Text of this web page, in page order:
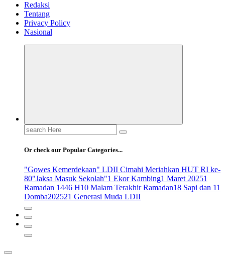
Redaksi
Tentang
Privacy Policy
Nasional
Search
for:
Or check our Popular Categories...
"Gowes Kemerdekaan" LDII Cimahi Meriahkan HUT RI ke-
80"Jaksa Masuk Sekolah"1 Ekor Kambing1 Maret 20251
Ramadan 1446 H10 Malam Terakhir Ramadan18 Sapi dan 11
Domba202521 Generasi Muda LDII